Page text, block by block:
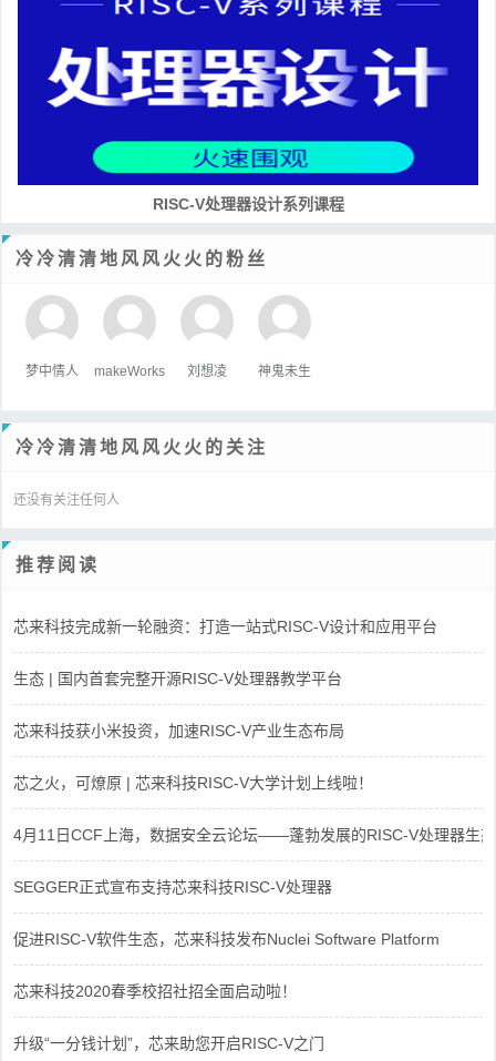
RISC-V处理器设计系列课程
冷冷清清地风风火火的粉丝
梦中情人 makeWorks 刘想凌 神鬼未生
冷冷清清地风风火火的关注
还没有关注任何人
推荐阅读
芯来科技完成新一轮融资：打造一站式RISC-V设计和应用平台
生态 | 国内首套完整开源RISC-V处理器教学平台
芯来科技获小米投资，加速RISC-V产业生态布局
芯之火，可燎原 | 芯来科技RISC-V大学计划上线啦！
4月11日CCF上海，数据安全云论坛——蓬勃发展的RISC-V处理器生态
SEGGER正式宣布支持芯来科技RISC-V处理器
促进RISC-V软件生态，芯来科技发布Nuclei Software Platform
芯来科技2020春季校招社招全面启动啦！
升级“一分钱计划”，芯来助您开启RISC-V之门